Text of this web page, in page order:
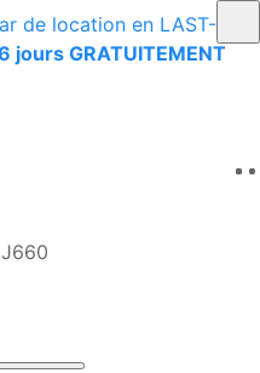
de location en LAST-
jours GRATUITEMENT